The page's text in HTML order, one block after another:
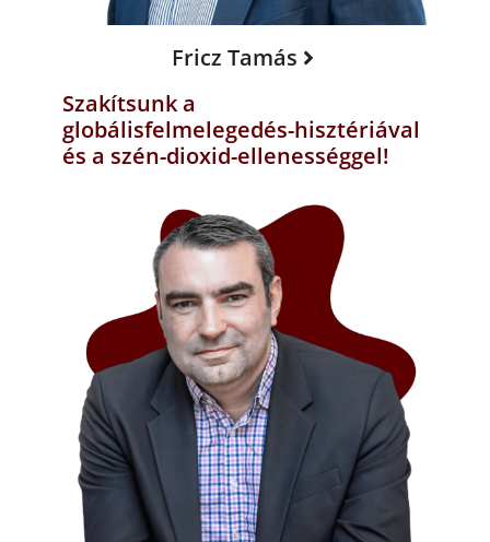
Fricz Tamás
Szakítsunk a
globálisfelmelegedés-hisztériával
és a szén-dioxid-ellenességgel!